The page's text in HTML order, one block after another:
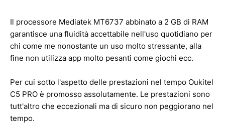
Il processore Mediatek MT6737 abbinato a 2 GB di RAM
garantisce una fluidità accettabile nell'uso quotidiano per
chi come me nonostante un uso molto stressante, alla
fine non utilizza app molto pesanti come giochi ecc.
Per cui sotto l'aspetto delle prestazioni nel tempo Oukitel
C5 PRO è promosso assolutamente. Le prestazioni sono
tutt'altro che eccezionali ma di sicuro non peggiorano nel
tempo.